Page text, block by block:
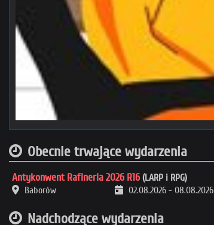
Obecnie trwające wydarzenia
Antykonwent Rafineria 2026 R16 (LARP i RPG)
Baborów
02.08.2026 - 08.08.2026
Nadchodzące wydarzenia